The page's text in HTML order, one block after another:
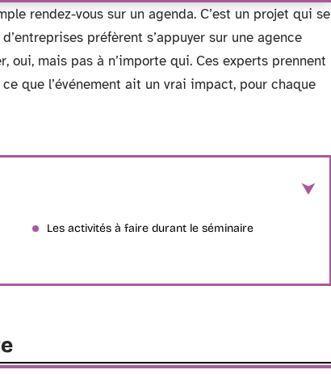
rendez-vous sur un agenda. C’est un projet qui se
préfèrent s’appuyer sur une agence
oui, mais pas à n’importe qui. Ces experts prennent
que l’événement ait un vrai impact, pour chaque
Les activités à faire durant le séminaire